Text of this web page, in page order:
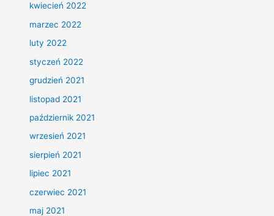
kwiecień 2022
marzec 2022
luty 2022
styczeń 2022
grudzień 2021
listopad 2021
październik 2021
wrzesień 2021
sierpień 2021
lipiec 2021
czerwiec 2021
maj 2021